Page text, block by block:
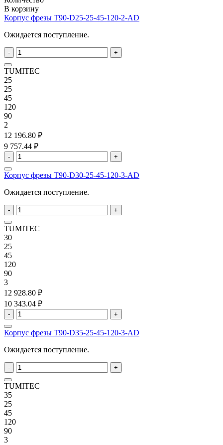
В корзину
Корпус фрезы T90-D25-25-45-120-2-AD
Ожидается поступление.
- +
TUMITEC
25
25
45
120
90
2
12 196.80 ₽
9 757.44 ₽
- +
Корпус фрезы T90-D30-25-45-120-3-AD
Ожидается поступление.
- +
TUMITEC
30
25
45
120
90
3
12 928.80 ₽
10 343.04 ₽
- +
Корпус фрезы T90-D35-25-45-120-3-AD
Ожидается поступление.
- +
TUMITEC
35
25
45
120
90
3